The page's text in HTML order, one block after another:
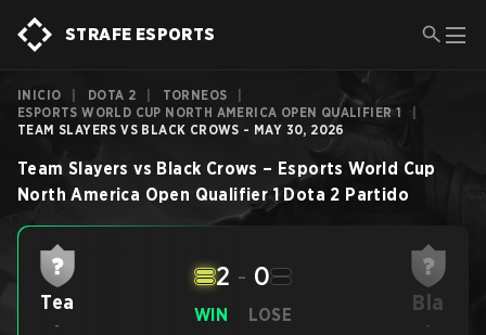
STRAFE ESPORTS
INICIO DOTA 2 TORNEOS
ESPORTS WORLD CUP NORTH AMERICA OPEN QUALIFIER 1
TEAM SLAYERS VS BLACK CROWS - MAY 30, 2026
Team Slayers vs Black Crows – Esports World Cup
North America Open Qualifier 1 Dota 2 Partido
Tea
-
WIN
2 - 0
LOSE Bla
-